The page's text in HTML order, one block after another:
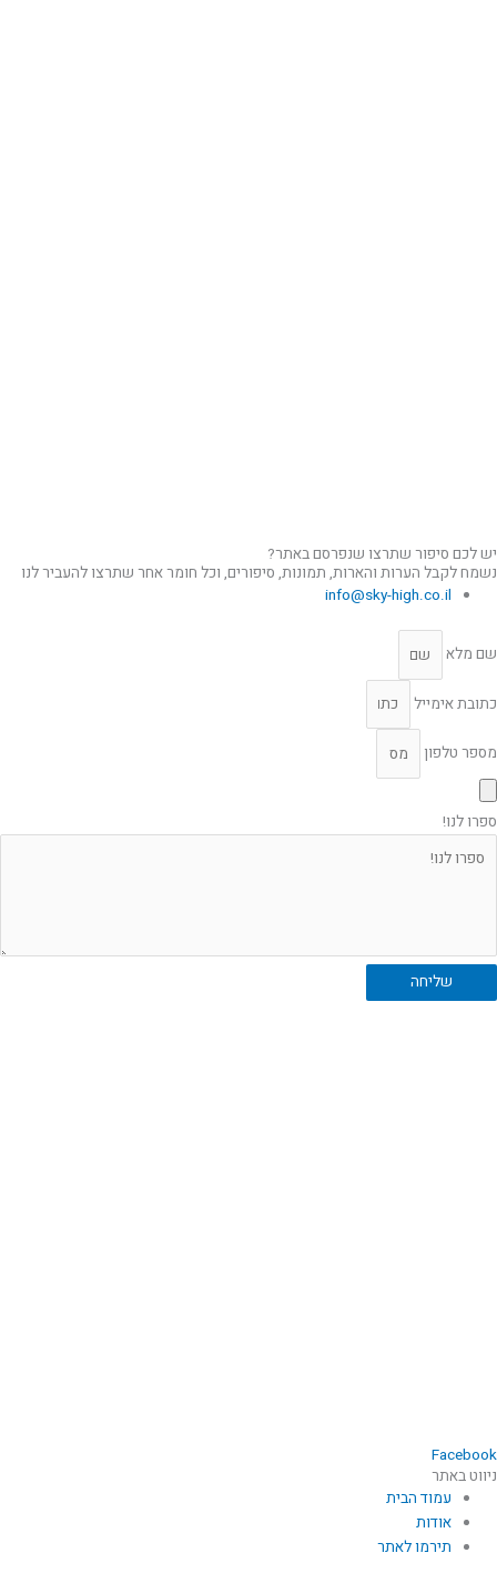
יש לכם סיפור שתרצו שנפרסם באתר?
נשמח לקבל הערות והארות, תמונות, סיפורים, וכל חומר אחר שתרצו להעביר לנו
info@sky-high.co.il
שם מלא
כתובת אימייל
מספר טלפון
ספרו לנו!
שליחה
Facebook
ניווט באתר
עמוד הבית
אודות
תירמו לאתר